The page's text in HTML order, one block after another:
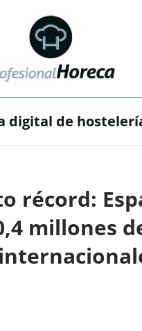
digital de
récord:
millones